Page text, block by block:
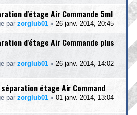
d'étage Air Commande 5ml
par zorglub01 « 26 janv. 2014, 20:45
d'étage Air Commande plus
par zorglub01 « 26 janv. 2014, 14:02
étage Air Command
par zorglub01 « 01 janv. 2014, 13:04